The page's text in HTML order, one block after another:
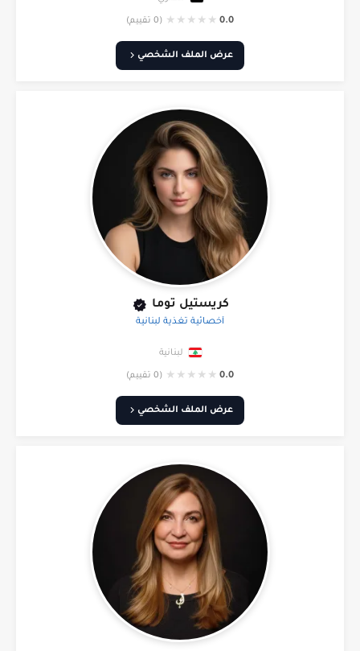
0.0
★
★
★
★
★ (0 تقييم)
عرض الملف الشخصي
كريستيل توما
أخصائية تغذية لبنانية
لبنانية
0.0
★
★
★
★
★ (0 تقييم)
عرض الملف الشخصي